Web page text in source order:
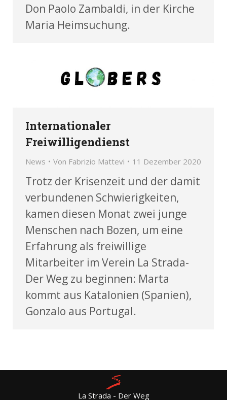
Don Paolo Zambaldi, in der Kirche
Maria Heimsuchung.
Internationaler
Freiwilligendienst
News Von Fabrizio Mattevi 11 Dezember 2020
Trotz der Krisenzeit und der damit
verbundenen Schwierigkeiten,
kamen diesen Monat zwei junge
Menschen nach Bozen, um eine
Erfahrung als freiwillige
Mitarbeiter im Verein La Strada-
Der Weg zu beginnen: Marta
kommt aus Katalonien (Spanien),
Gonzalo aus Portugal.
La Strada - Der Weg